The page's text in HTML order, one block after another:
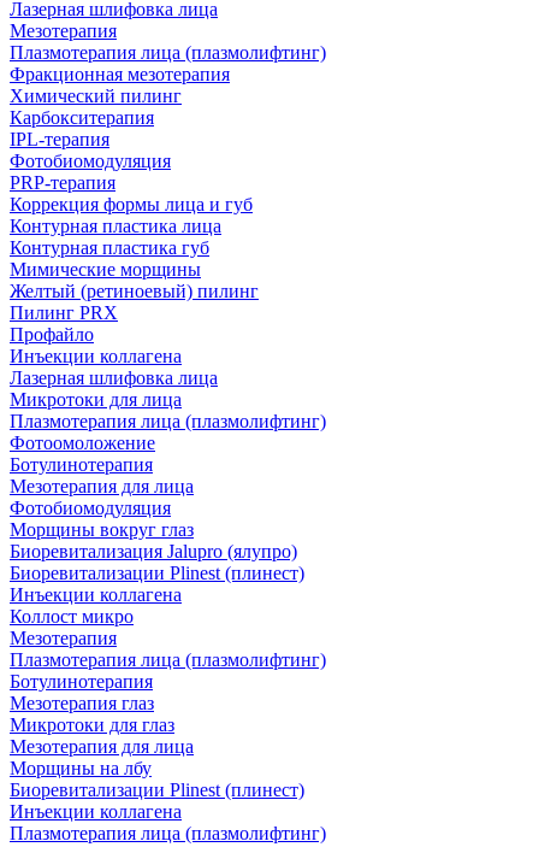
Лазерная шлифовка лица
Мезотерапия
Плазмотерапия лица (плазмолифтинг)
Фракционная мезотерапия
Химический пилинг
Карбокситерапия
IPL‑терапия
Фотобиомодуляция
PRP-терапия
Коррекция формы лица и губ
Контурная пластика лица
Контурная пластика губ
Мимические морщины
Желтый (ретиноевый) пилинг
Пилинг PRX
Профайло
Инъекции коллагена
Лазерная шлифовка лица
Микротоки для лица
Плазмотерапия лица (плазмолифтинг)
Фотоомоложение
Ботулинотерапия
Мезотерапия для лица
Фотобиомодуляция
Морщины вокруг глаз
Биоревитализация Jalupro (ялупро)
Биоревитализации Plinest (плинест)
Инъекции коллагена
Коллост микро
Мезотерапия
Плазмотерапия лица (плазмолифтинг)
Ботулинотерапия
Мезотерапия глаз
Микротоки для глаз
Мезотерапия для лица
Морщины на лбу
Биоревитализации Plinest (плинест)
Инъекции коллагена
Плазмотерапия лица (плазмолифтинг)